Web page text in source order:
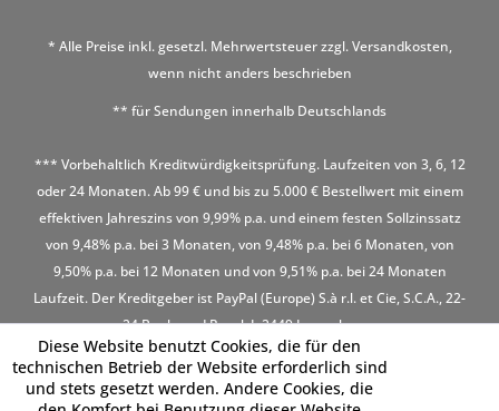
* Alle Preise inkl. gesetzl. Mehrwertsteuer zzgl.Versandkosten,
wenn nicht anders beschrieben
** für Sendungen innerhalb Deutschlands
*** Vorbehaltlich Kreditwürdigkeitsprüfung. Laufzeiten von 3, 6, 12
oder 24 Monaten. Ab 99 € und bis zu 5.000 € Bestellwert mit einem
effektiven Jahreszins von 9,99% p.a. und einem festen Sollzinssatz
von 9,48% p.a. bei 3 Monaten, von 9,48% p.a. bei 6 Monaten, von
9,50% p.a. bei 12 Monaten und von 9,51% p.a. bei 24 Monaten
Laufzeit. Der Kreditgeber ist PayPal (Europe) S.à r.l. et Cie, S.C.A., 22-
24 Boulevard Royal, L-2449 Luxembourg
Diese Website benutzt Cookies, die für den
technischen Betrieb der Website erforderlich sind
und stets gesetzt werden. Andere Cookies, die